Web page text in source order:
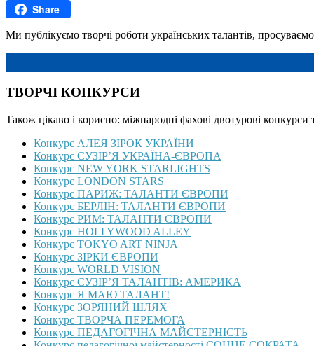
GmailShare
Ми публікуємо творчі роботи українських талантів,
ТВОРЧІ КОНКУРСИ
Також цікаво і корисно: міжнародні фахові двотурові конкурси
Конкурс АЛЕЯ ЗІРОК УКРАЇНИ
Конкурс СУЗІР’Я УКРАЇНА-ЄВРОПА
Конкурс NEW YORK STARLIGHTS
Конкурс LONDON STARS
Конкурс ПАРИЖ: ТАЛАНТИ ЄВРОПИ
Конкурс БЕРЛІН: ТАЛАНТИ ЄВРОПИ
Конкурс РИМ: ТАЛАНТИ ЄВРОПИ
Конкурс HOLLYWOOD ALLEY
Конкурс TOKYO ART NINJA
Конкурс ЗІРКИ ЄВРОПИ
Конкурс WORLD VISION
Конкурс СУЗІР’Я ТАЛАНТІВ: АМЕРИКА
Конкурс Я МАЮ ТАЛАНТ!
Конкурс ЗОРЯНИЙ ШЛЯХ
Конкурс ТВОРЧА ПЕРЕМОГА
Конкурс ПЕДАГОГІЧНА МАЙСТЕРНІСТЬ